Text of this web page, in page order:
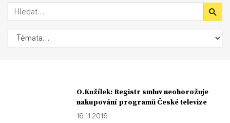
O.Kužílek: Registr smluv neohorožuje
nakupování programů České televize
16. 11. 2016